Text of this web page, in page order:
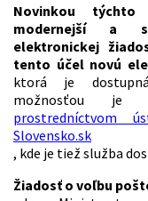
Novinkou
modernejší a
elektronickej
tento účel novú
ktorá je
možnosťou je
prostredníctvom
Slovensko.sk
, kde je tiež služba
Žiadosť o voľbu